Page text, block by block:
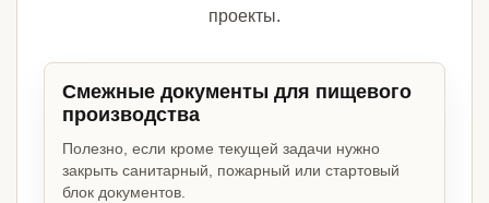
проекты.
Смежные документы для пищевого
производства
Полезно, если кроме текущей задачи нужно
закрыть санитарный, пожарный или стартовый
блок документов.